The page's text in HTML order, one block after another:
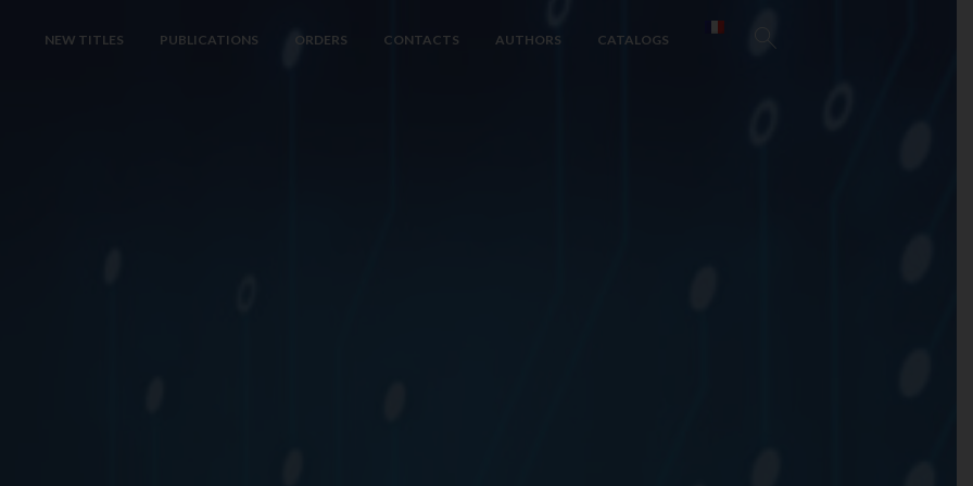
NEW TITLES PUBLICATIONS ORDERS CONTACTS AUTHORS CATALOGS